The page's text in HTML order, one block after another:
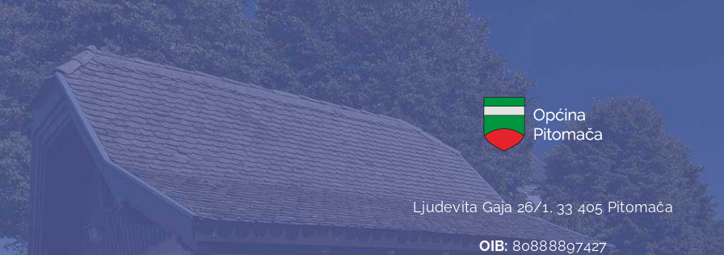
Ljudevita Gaja 26/1, 33 405 Pitomača
OIB: 80888897427